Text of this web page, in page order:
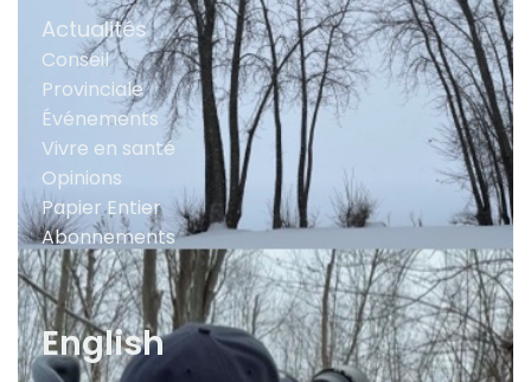
Actualités
Conseil
Provinciale
Événements
Vivre en santé
Opinions
Papier Entier
Abonnements
English